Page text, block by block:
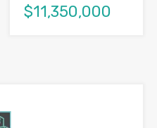
$11,350,000